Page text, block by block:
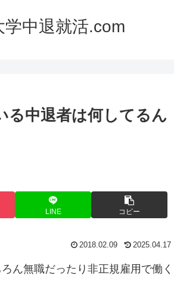
学中退就活.com
る中退者は何してるん
LINE コピー
2018.02.09 2025.04.17
ん無職だったり非正規雇用で働く